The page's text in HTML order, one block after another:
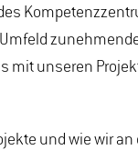
mit unseren
und wie wir